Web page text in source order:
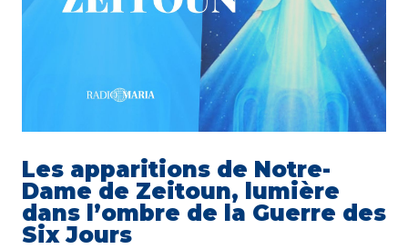
Les apparitions de Notre-
Dame de Zeitoun, lumière
dans l’ombre de la Guerre des
Six Jours